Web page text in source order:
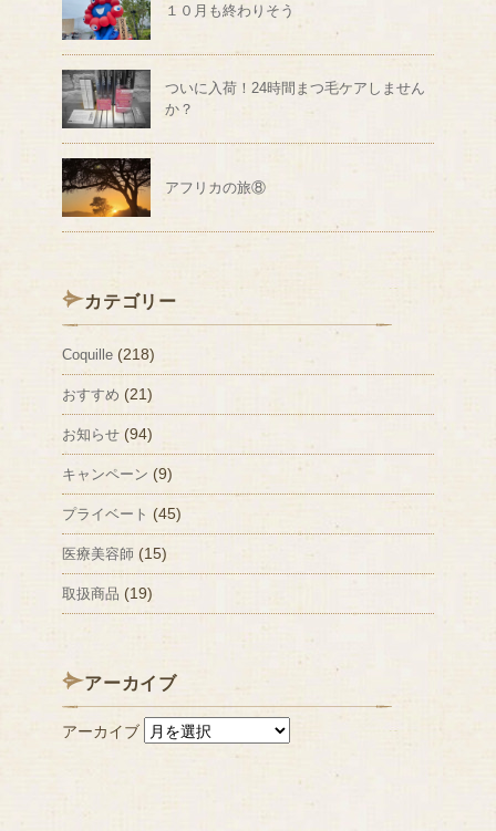
１０月も終わりそう
ついに入荷！24時間まつ毛ケアしません
か？
アフリカの旅⑧
カテゴリー
Coquille (218)
おすすめ (21)
お知らせ (94)
キャンペーン (9)
プライベート (45)
医療美容師 (15)
取扱商品 (19)
アーカイブ
アーカイブ